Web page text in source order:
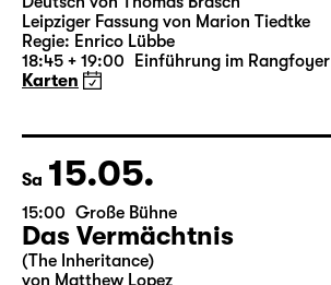
19:30 — 22:40 Große Bühne
Richard III
von William Shakespeare
Deutsch von Thomas Brasch
18:45 + 19:00 Einführung im Rangfoyer
Karten
Sa 15.05.